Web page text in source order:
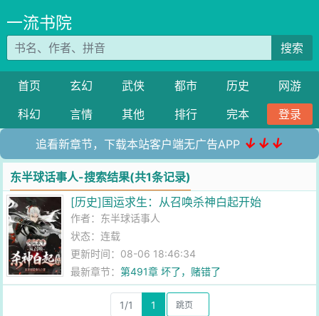
一流书院
搜索
首页 玄幻 武侠 都市 历史
网游
科幻
言情 其他 排行 完本 登录
追看新章节，下载本站客户端无广告APP ↓↓↓
东半球话事人-搜索结果(共1条记录)
[历史]国运求生：从召唤杀神白起开始
作者： 东半球话事人
状态：连载
更新时间：08-06 18:46:34
最新章节：第491章 坏了，赌错了
1/1 1